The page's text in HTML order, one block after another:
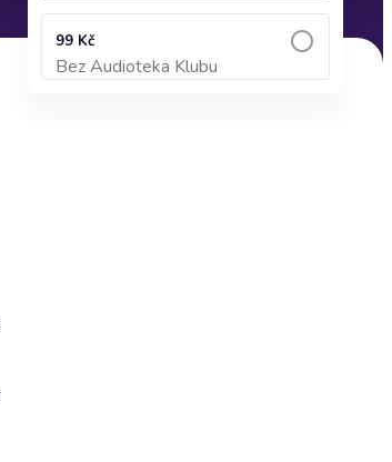
99 Kč
Bez Audioteka Klubu
Přidat do košíku